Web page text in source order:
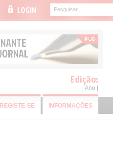
LOGIN
Edição:
| Ano |
REGISTE-SE INFORMAÇÕES